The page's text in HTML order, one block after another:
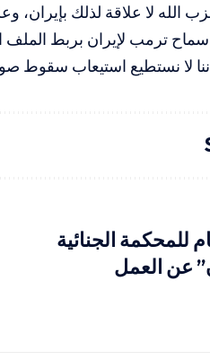
الله لا علاقة لذلك بإيران،
سماح ترمب لإيران بربط الملف
لا نستطيع استيعاب سقوط
للمحكمة الجنائية
عن العمل